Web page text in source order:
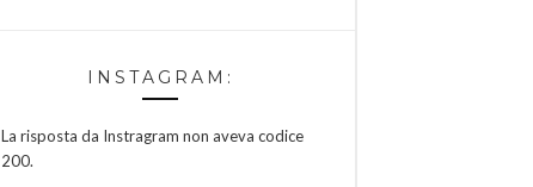
INSTAGRAM:
La risposta da Instragram non aveva codice
200.